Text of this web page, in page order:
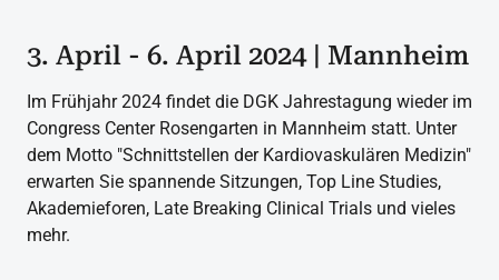
3. April - 6. April 2024 | Mannheim
Im Frühjahr 2024 findet die DGK Jahrestagung wieder im
Congress Center Rosengarten in Mannheim statt. Unter
dem Motto "Schnittstellen der Kardiovaskulären Medizin"
erwarten Sie spannende Sitzungen, Top Line Studies,
Akademieforen, Late Breaking Clinical Trials und vieles
mehr.